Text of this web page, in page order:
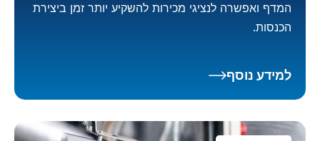
המדף ואפשרה לנציגי מכירות להשקיע יותר זמן ביצירת
הכנסות.
למידע נוסף